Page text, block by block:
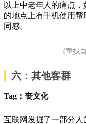
以上中老年人的痛点
的地点上有手机使用
同感。
《重找
六：其他客群
Tag：丧文化
互联网发掘了一部分